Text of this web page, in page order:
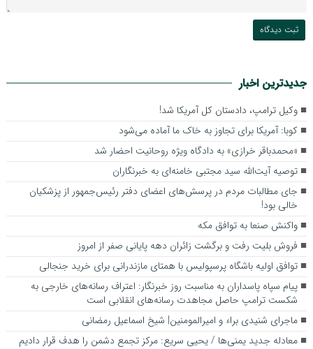
جدیدترین اخبار
وکیل ترامپ، دادستان کل آمریکا شد!
کوبا: آمریکا برای تجاوز به خاک ما آماده می‌شود
«محمدباقر خرازی» به دادگاه ویژه روحانیت احضار شد
توصیه آیت‌الله سید مجتبی خامنه‌ای به خبرنگاران
جای مطالبات مردم در پرسش‌های اعضای دفتر رئیس‌جمهور از پزشکیان
خالی بود!
واکنش صنعا به توافق مکه
فروش بلیت رفت و برگشت زائران دهه پایانی صفر از امروز
توافق اولیه باشگاه پرسپولیس با همتای مازندرانی برای خرید جنجالی
پیام سپاه پاسداران به مناسبت روز خبرنگار: اعتراف رسانه‌های خارجی به
شکست ترامپ حاصل مجاهدت رسانه‌های انقلابی است
ماجرای شنیدی براء و امیرالمومنین| شیخ اسماعیل رمضانی
معادله جدید یمنی‌ها / یحیی سریع: مرکز تجمع دشمن را هدف قرار دادیم